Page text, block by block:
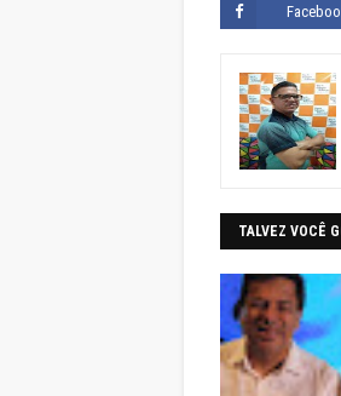
TALVEZ VOCÊ